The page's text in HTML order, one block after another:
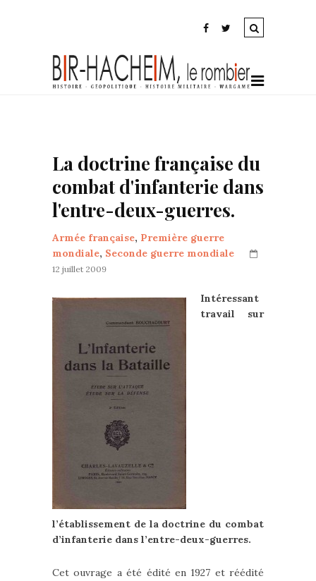
La doctrine française du
combat d'infanterie dans
l'entre-deux-guerres.
Armée française, Première guerre
mondiale, Seconde guerre mondiale
12 juillet 2009
Intéressant
travail sur
l’établissement de la doctrine du combat
d’infanterie dans l’entre-deux-guerres.
Cet ouvrage a été édité en 1927 et réédité